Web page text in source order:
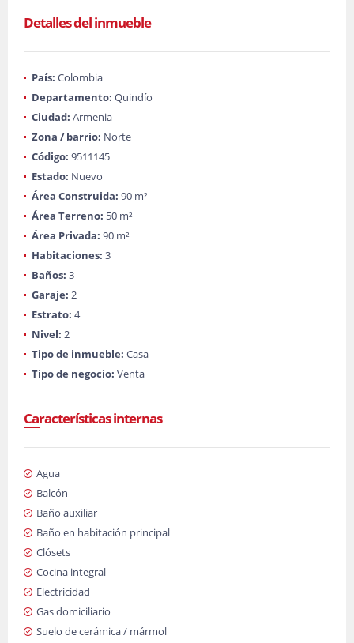
Detalles del inmueble
País: Colombia
Departamento: Quindío
Ciudad: Armenia
Zona / barrio: Norte
Código: 9511145
Estado: Nuevo
Área Construida: 90 m²
Área Terreno: 50 m²
Área Privada: 90 m²
Habitaciones: 3
Baños: 3
Garaje: 2
Estrato: 4
Nivel: 2
Tipo de inmueble: Casa
Tipo de negocio: Venta
Características internas
Agua
Balcón
Baño auxiliar
Baño en habitación principal
Clósets
Cocina integral
Electricidad
Gas domiciliario
Suelo de cerámica / mármol